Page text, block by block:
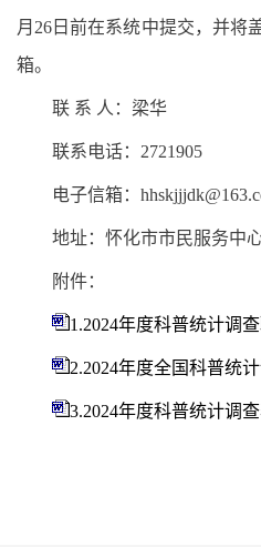
月26日前在系统中提交，并将
箱。
联 系 人：梁华
联系电话：2721905
电子信箱：
地址：怀化市市民服务中
附件：
1.2024年度科普统计调
2.2024年度全国科普统
3.2024年度科普统计调
怀化市
2025年